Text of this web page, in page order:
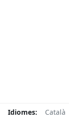
Idiomes: Català